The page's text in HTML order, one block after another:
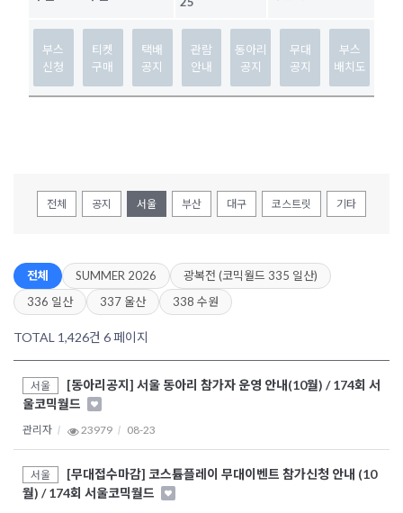
부스
신청
티켓
구매
택배
공지
관람
안내
동아리
공지
무대
공지
부스
배치도
전체 공지 서울 부산 대구 코스트릿 기타
전체 SUMMER 2026
광복전 (코믹월드 335 일산)
336 일산
337 울산 338 수원
TOTAL 1,426건 6 페이지
서울
[동아리공지] 서울 동아리 참가자 운영 안내(10월) / 174회 서
울코믹월드
관리자 23979 08-23
서울
[무대접수마감] 코스튬플레이 무대이벤트 참가신청 안내 (10
월) / 174회 서울코믹월드